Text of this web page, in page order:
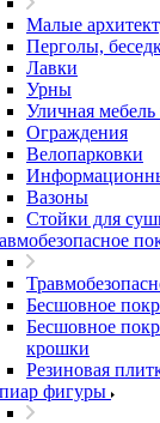
Малые
Перголы,
Лавки
Урны
Уличная
Ограждения
Велопарковки
Вазоны
Стойки для
Бесшовное
Бесшовное
крошки
Резиновая
фигуры